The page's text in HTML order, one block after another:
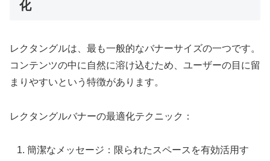
化
レクタングルは、最も一般的なバナーサイズの一つです。
コンテンツの中に自然に溶け込むため、ユーザーの目に留
まりやすいという特徴があります。
レクタングルバナーの最適化テクニック：
簡潔なメッセージ：限られたスペースを有効活用す